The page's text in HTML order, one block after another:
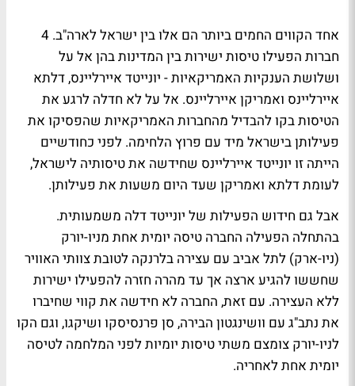
אחד הקווים החמים ביותר הם אלו בין ישראל לארה"ב. 4
חברות הפעילו טיסות ישירות בין המדינות בהן אל על
ושלושת הענקיות האמריקאיות - יונייטד איירליינס, דלתא
איירליינס ואמריקן איירליינס. אל על לא חדלה לרגע את
הטיסות בקו להבדיל מהחברות האמריקאיות שהפסיקו את
פעילותן בישראל מיד עם פרוץ הלחימה. לפני כחודשיים
הייתה זו יונייטד איירליינס שחידשה את טיסותיה לישראל,
לעומת דלתא ואמריקן שעד היום משעות את פעילותן.
אבל גם חידוש הפעילות של יונייטד דלה משמעותית.
בהתחלה הפעילה החברה טיסה יומית אחת מניו-יורק
(ניו-ארק) לתל אביב עם עצירה בלרנקה לטובת צוותי האוויר
שחששו להגיע ארצה אך עד מהרה חזרה להפעילו ישירות
ללא העצירה. עם זאת, החברה לא חידשה את קווי שחיברו
את נתב"ג עם וושינגטון הבירה, סן פרנסיסקו ושיקגו, וגם הקו
לניו-יורק צומצם משתי טיסות יומיות לפני המלחמה לטיסה
יומית אחת לאחריה.